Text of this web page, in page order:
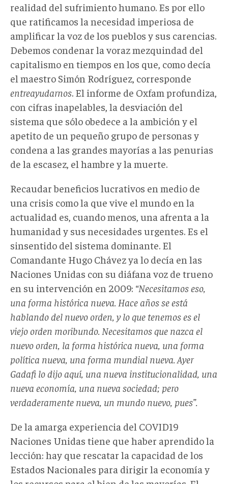
realidad del sufrimiento humano. Es por ello
que ratificamos la necesidad imperiosa de
amplificar la voz de los pueblos y sus carencias.
Debemos condenar la voraz mezquindad del
capitalismo en tiempos en los que, como decía
el maestro Simón Rodríguez, corresponde
entreayudarnos. El informe de Oxfam profundiza,
con cifras inapelables, la desviación del
sistema que sólo obedece a la ambición y el
apetito de un pequeño grupo de personas y
condena a las grandes mayorías a las penurias
de la escasez, el hambre y la muerte.
Recaudar beneficios lucrativos en medio de
una crisis como la que vive el mundo en la
actualidad es, cuando menos, una afrenta a la
humanidad y sus necesidades urgentes. Es el
sinsentido del sistema dominante. El
Comandante Hugo Chávez ya lo decía en las
Naciones Unidas con su diáfana voz de trueno
en su intervención en 2009: “Necesitamos eso,
una forma histórica nueva. Hace años se está
hablando del nuevo orden, y lo que tenemos es el
viejo orden moribundo. Necesitamos que nazca el
nuevo orden, la forma histórica nueva, una forma
política nueva, una forma mundial nueva. Ayer
Gadafi lo dijo aquí, una nueva institucionalidad, una
nueva economía, una nueva sociedad; pero
verdaderamente nueva, un mundo nuevo, pues”.
De la amarga experiencia del COVID19
Naciones Unidas tiene que haber aprendido la
lección: hay que rescatar la capacidad de los
Estados Nacionales para dirigir la economía y